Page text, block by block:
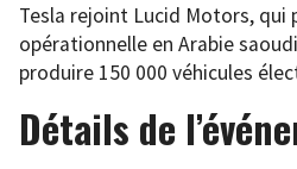
Tesla rejoint Lucid Motors, qui
opérationnelle en Arabie
produire 150 000 véhicules
Détails de